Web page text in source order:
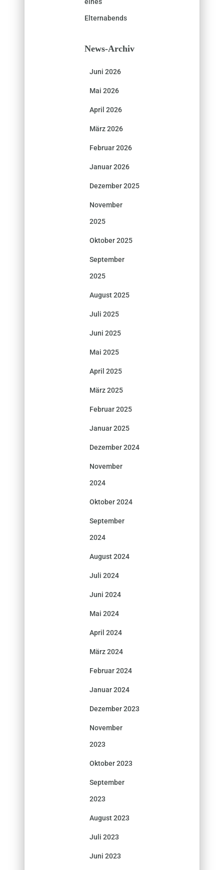
Elternabends
News-Archiv
Juni 2026
Mai 2026
April 2026
März 2026
Februar 2026
Januar 2026
Dezember 2025
November
2025
Oktober 2025
September
2025
August 2025
Juli 2025
Juni 2025
Mai 2025
April 2025
März 2025
Februar 2025
Januar 2025
Dezember 2024
November
2024
Oktober 2024
September
2024
August 2024
Juli 2024
Juni 2024
Mai 2024
April 2024
März 2024
Februar 2024
Januar 2024
Dezember 2023
November
2023
Oktober 2023
September
2023
August 2023
Juli 2023
Juni 2023